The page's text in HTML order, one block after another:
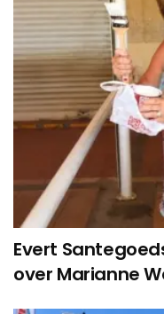
Evert
over Marianne